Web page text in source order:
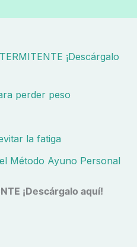
¡Descárgalo
perder peso
la fatiga
Método Ayuno Personal
¡Descárgalo aquí!